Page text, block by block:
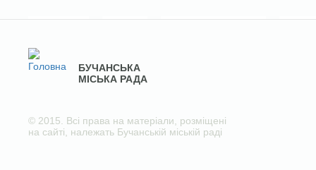
БУЧАНСЬКА
МІСЬКА РАДА
© 2015. Всі права на матеріали, розміщені
на сайті, належать Бучанській міській раді